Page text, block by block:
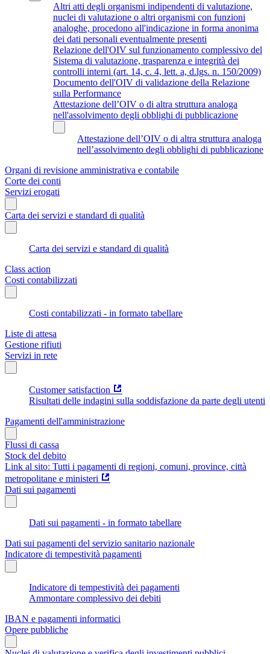
Altri atti degli organismi indipendenti di valutazione,
nuclei di valutazione o altri organismi con funzioni
analoghe, procedono all'indicazione in forma anonima
dei dati personali eventualmente presenti
Relazione dell'OIV sul funzionamento complessivo del
Sistema di valutazione, trasparenza e integrità dei
controlli interni (art. 14, c. 4, lett. a, d.lgs. n. 150/2009)
Documento dell'OIV di validazione della Relazione
sulla Performance
Attestazione dell’OIV o di altra struttura analoga
nell'assolvimento degli obblighi di pubblicazione
Attestazione dell’OIV o di altra struttura analoga
nell’assolvimento degli obblighi di pubblicazione
Organi di revisione amministrativa e contabile
Corte dei conti
Servizi erogati
Carta dei servizi e standard di qualità
Carta dei servizi e standard di qualità
Class action
Costi contabilizzati
Costi contabilizzati - in formato tabellare
Liste di attesa
Gestione rifiuti
Servizi in rete
Customer satisfaction
Risultati delle indagini sulla soddisfazione da parte degli utenti
Pagamenti dell'amministrazione
Flussi di cassa
Stock del debito
Link al sito: Tutti i pagamenti di regioni, comuni, province, città
metropolitane e ministeri
Dati sui pagamenti
Dati sui pagamenti - in formato tabellare
Dati sui pagamenti del servizio sanitario nazionale
Indicatore di tempestività pagamenti
Indicatore di tempestività dei pagamenti
Ammontare complessivo dei debiti
IBAN e pagamenti informatici
Opere pubbliche